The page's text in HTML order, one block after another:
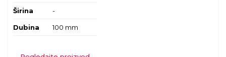
Širina -
Dubina 100 mm